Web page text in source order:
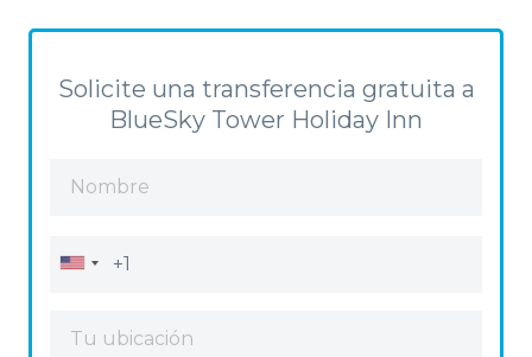
Solicite una transferencia gratuita a
BlueSky Tower Holiday Inn